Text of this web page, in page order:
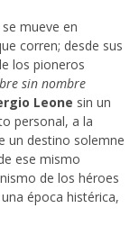
mueve en
corren; desde sus
los pioneros
sin nombre
Leone sin un
personal, a la
un destino solemne
ese mismo
de los héroes
época histérica,